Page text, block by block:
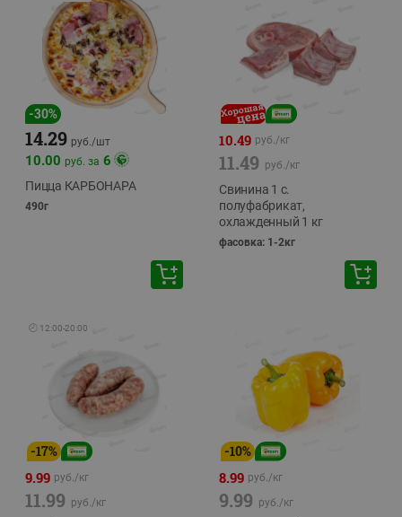
-30%
14.29 руб./шт
10.00 руб. за 6
Пицца КАРБОНАРА
490г
10.49 руб./кг
11.49 руб./кг
Свинина 1 с.
полуфабрикат,
охлажденный 1 кг
фасовка: 1-2кг
🕘 12:00-20:00
-17%
9.99 руб./кг
11.99 руб./кг
-10%
8.99 руб./кг
9.99 руб./кг